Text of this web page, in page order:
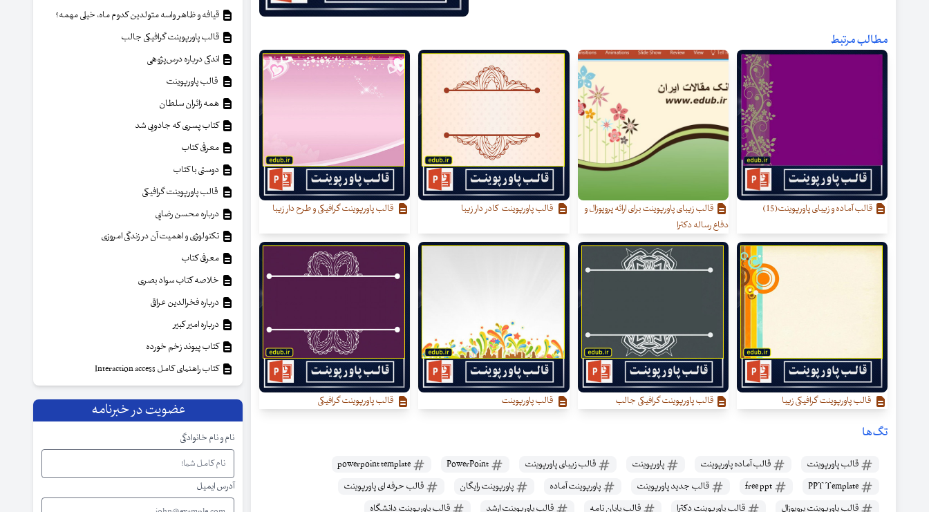
مطالب مرتبط
قالب آماده و زیبای پاورپوینت(15)
قالب زیبای پاورپوینت برای ارائه پروپوزال و
دفاع رساله دکترا
قالب پاورپوینت کادر دار زیبا قالب پاورپوینت گرافیکی و طرح دار زیبا
قالب پاورپوینت گرافیکی زیبا قالب پاورپوینت گرافیکی جالب قالب پاورپوینت قالب پاورپوینت گرافیکی
تگ‌ها
قالب پاورپوینت قالب آماده پاورپوینت پاورپوینت قالب زیبای پاورپوینت
قالب جدید پاورپوینت پاورپوینت آماده پاورپوینت رایگان
قالب حرفه ای پاورپوینت
قالب پاورپوینت پروپوزال
قالب پاورپوینت دکترا قالب پایان نامه قالب پاورپوینت ارشد قالب پاورپوینت دانشگاه
قیافه و ظاهر واسه متولدین کدوم ماه، خیلی مهمه؟
قالب پاورپوینت گرافیکی جالب
اندکی درباره درس‌پژوهی
قالب پاورپوینت
همه زائران سلطان
کتاب پسری که جادویی شد
معرفی کتاب
دوستی با کتاب
قالب پاورپوینت گرافیکی
درباره محسن رضایی
تکنولوژی و اهمیت آن در زندگی امروزی
معرفی کتاب
خلاصه کتاب سواد بصری
درباره فخرالدین عراقی
درباره امیر کبیر
کتاب پیوند زخم خورده
کتاب راهنمای کامل Interaction access
عضویت در خبرنامه
نام و نام خانوادگی
آدرس ایمیل